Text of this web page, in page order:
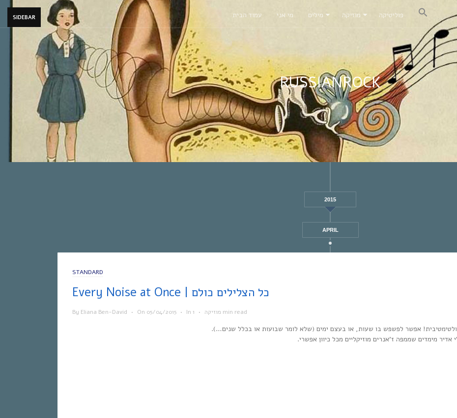
SIDEBAR עמוד הבית מי אני מילים מוזיקה פוליטיקה
RUSSIANROCK
2015
APRIL
STANDARD
Every Noise at Once | כל הצלילים כולם
By Eliana Ben-David • On 05/04/2015 • In מוזיקה • 1 min read
אפשר לפשפש בו שעות, או בעצם ימים (שלא לומר שבועות או בכלל שנים…).
אדיר מימדים שממפה ז’אנרים מוזיקליים מכל כיוון אפשרי.